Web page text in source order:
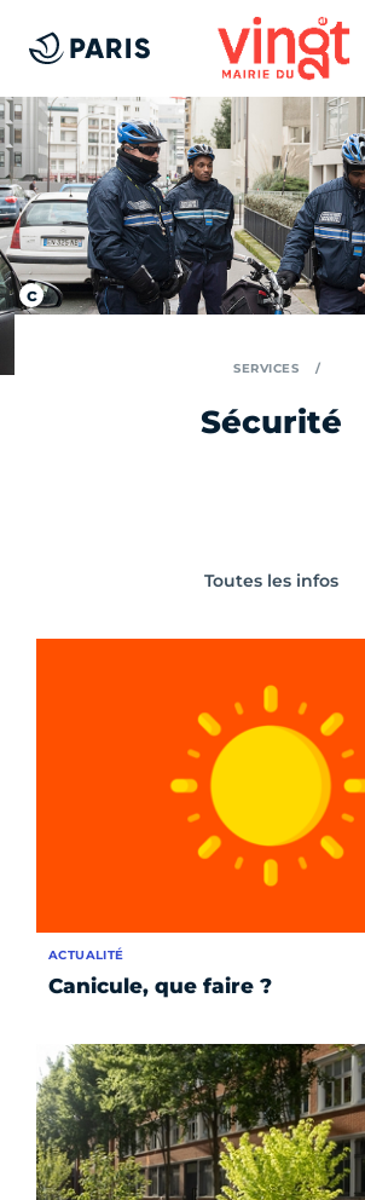
SERVICES
Sécurité
Toutes les infos
Canicule, que faire ?
ACTUALITÉ